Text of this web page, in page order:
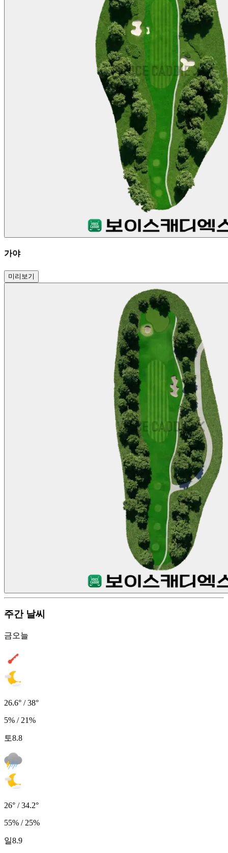
가야
미리보기
주간 날씨
금오늘
26.6° / 38°
5% / 21%
토8.8
26° / 34.2°
55% / 25%
일8.9